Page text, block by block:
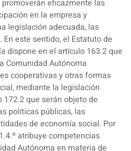
eficazmente las
en la empresa y
legislación adecuada, las
este sentido, el Estatuto de
dispone en el artículo 163.2 que
Comunidad Autónoma
cooperativas y otras formas
mediante la legislación
172.2 que serán objeto de
políticas públicas, las
de economía social. Por
atribuye competencias
Autónoma en materia de